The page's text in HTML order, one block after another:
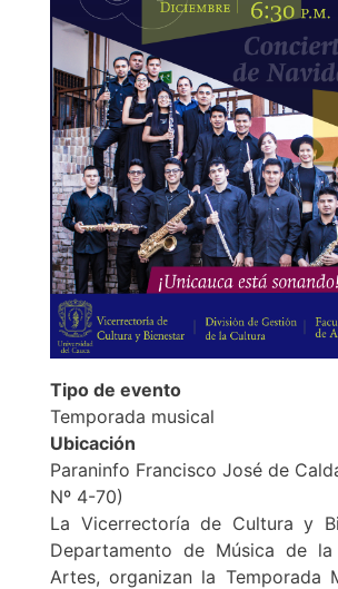
Tipo de evento
Temporada musical
Ubicación
Paraninfo Francisco José de
Nº 4-70)
La Vicerrectoría de Cultura y
Departamento de Música de
Artes, organizan la Temporada